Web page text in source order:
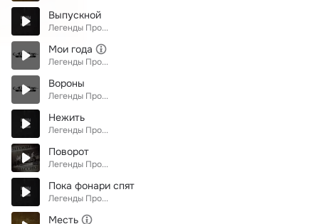
Выпускной
Легенды Про...
Мои года
Легенды Про...
Вороны
Легенды Про...
Нежить
Легенды Про...
Поворот
Легенды Про...
Пока фонари спят
Легенды Про...
Месть